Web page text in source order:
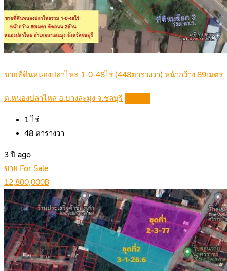
ขายที่ดินหนองปลาไหล 1-0-48ไร่ (448ตารางวา) หน้ากว้าง 89เมตร
ต.หนองปลาไหล อ.บางละมุง จ.ชลบุรี
1 ไร่
48 ตารางวา
3 ปี ago
ขาย For Sale
12,800,000฿